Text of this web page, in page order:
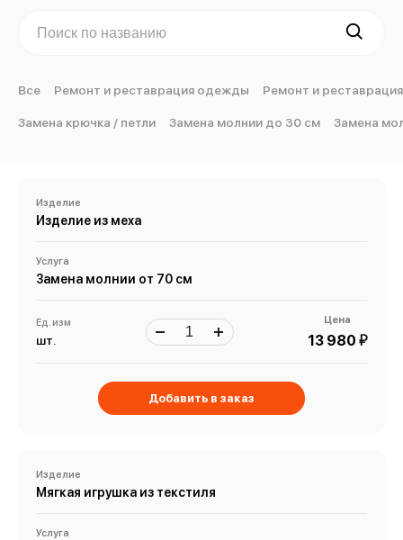
Все Ремонт и реставрация одежды Ремонт и
Замена крючка / петли Замена молнии до 30 см Замена
Изделие
Изделие из меха
Услуга
Замена молнии от 70 см
Ед. изм
шт.
Цена
13 980 й
Добавить в заказ
Изделие
Мягкая игрушка из текстиля
Услуга